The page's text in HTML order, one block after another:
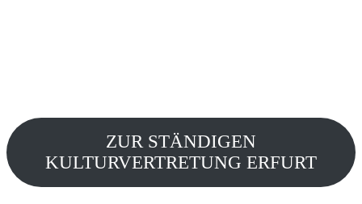
ZUR STÄNDIGEN
KULTURVERTRETUNG ERFURT